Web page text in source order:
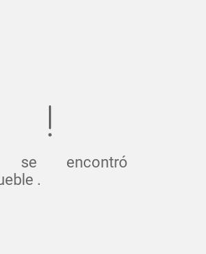
se encontró
.